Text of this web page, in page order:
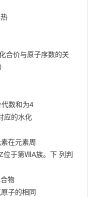
合价与原子序数的关
数和为4
应的水化
在元素周
位于第ⅦA族。下 列判
物
子的相同